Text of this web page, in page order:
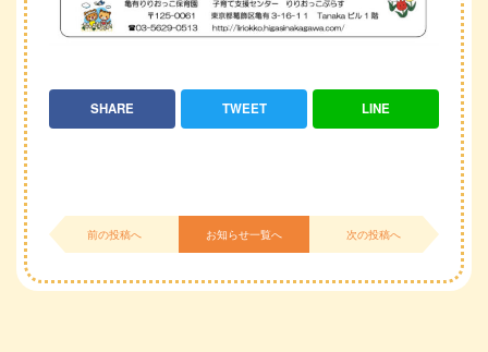
SHARE TWEET LINE
前の投稿へ お知らせ一覧へ 次の投稿へ